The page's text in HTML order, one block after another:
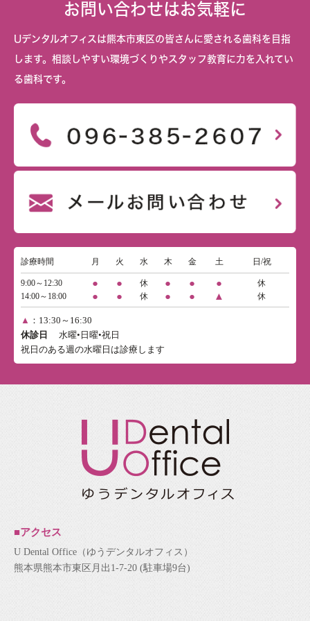
お問い合わせはお気軽に
Uデンタルオフィスは熊本市東区の皆さんに愛される歯科を目指
します。相談しやすい環境づくりやスタッフ教育に力を入れてい
る歯科です。
診療時間 月 火 水 木 金 土 日/祝
9:00～12:30 ● ● 休 ● ● ●
休
14:00～18:00
● ● 休 ● ● ▲ 休
▲ ：13:30～16:30
休診日
水曜•日曜•祝日
祝日のある週の水曜日は診療します
■アクセス
U Dental Office（ゆうデンタルオフィス）
熊本県熊本市東区月出1-7-20 (駐車場9台)